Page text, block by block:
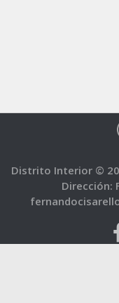
Distrito Interior ©
Dirección: